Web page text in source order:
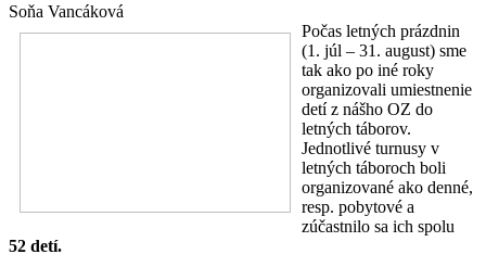
Soňa Vancáková
Počas letných prázdnin
(1. júl – 31. august) sme
tak ako po iné roky
organizovali umiestnenie
detí z nášho OZ do
letných táborov.
Jednotlivé turnusy v
letných táboroch boli
organizované ako denné,
resp. pobytové a
zúčastnilo sa ich spolu
52 detí.